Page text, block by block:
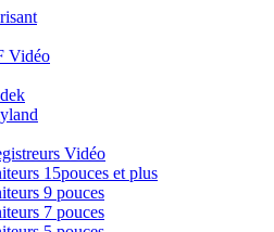
Vidéo
Vidéo
15pouces et plus
9 pouces
7 pouces